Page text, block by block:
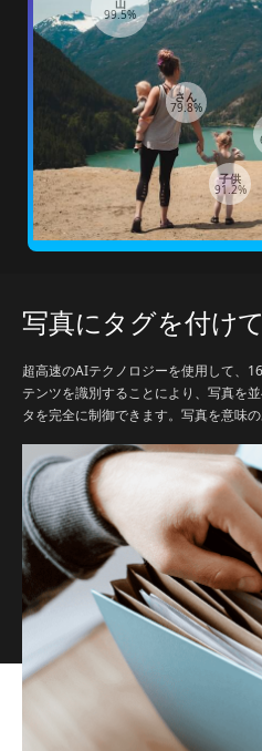
99.5%
さん
79.8%
子供
91.2%
写真にタグを付け
超高速のAIテクノロジーを使用して、
テンツを識別することにより、写真を
タを完全に制御できます。写真を意味